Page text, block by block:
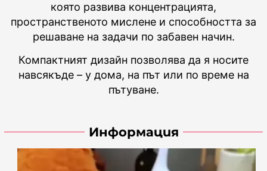
която развива концентрацията,
пространственото мислене и способността за
решаване на задачи по забавен начин.
Компактният дизайн позволява да я носите
навсякъде – у дома, на път или по време на
пътуване.
Информация